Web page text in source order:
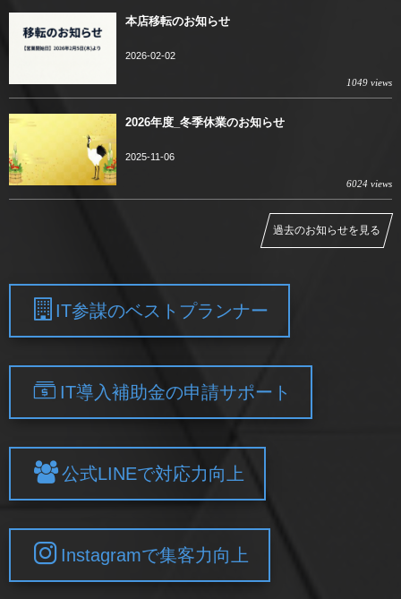
本店移転のお知らせ
2026-02-02
1049 views
2026年度_冬季休業のお知らせ
2025-11-06
6024 views
過去のお知らせを見る
IT参謀のベストプランナー
IT導入補助金の申請サポート
公式LINEで対応力向上
Instagramで集客力向上